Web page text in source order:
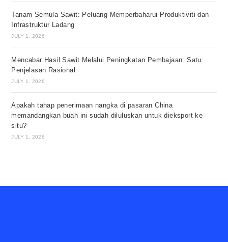
Tanam Semula Sawit: Peluang Memperbaharui Produktiviti dan
Infrastruktur Ladang
JULY 1, 2026
Mencabar Hasil Sawit Melalui Peningkatan Pembajaan: Satu
Penjelasan Rasional
JULY 1, 2026
Apakah tahap penerimaan nangka di pasaran China
memandangkan buah ini sudah diluluskan untuk dieksport ke
situ?
JULY 1, 2026